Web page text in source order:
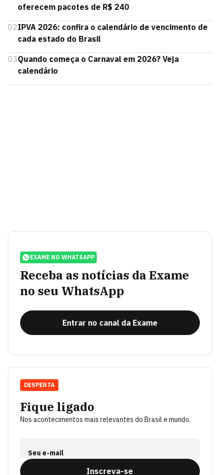
oferecem pacotes de R$ 240
02IPVA 2026: confira o calendário de vencimento de
cada estado do Brasil
03Quando começa o Carnaval em 2026? Veja
calendário
EXAME NO WHATSAPP
Receba as notícias da Exame
no seu WhatsApp
Entrar no canal da Exame
Fique ligado
Nos acontecimentos mais relevantes do Brasil e mundo.
Seu e-mail
Inscreva-se
DESPERTA